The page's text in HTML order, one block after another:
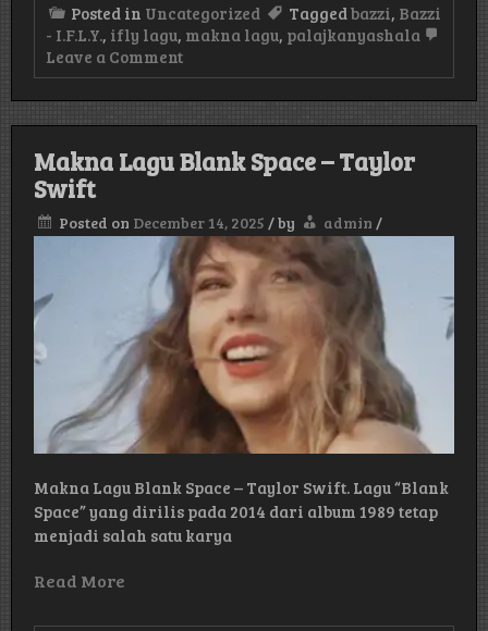
Posted in Uncategorized Tagged bazzi, Bazzi
- I.F.L.Y., ifly lagu, makna lagu, palajkanyashala
Leave a Commenton
Makna
Bazzi
I.F.L.Y.
Makna Lagu Blank Space – Taylor
Swift
Posted on December 14, 2025 /by admin /
Makna Lagu Blank Space – Taylor Swift. Lagu “Blank
Space” yang dirilis pada 2014 dari album 1989 tetap
menjadi salah satu karya
Read More